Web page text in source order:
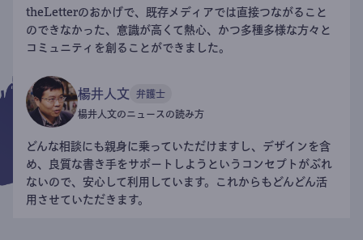
theLetterのおかげで、既存メディアでは直接つながること
のできなかった、意識が高くて熱心、かつ多種多様な方々と
コミュニティを創ることができました。
楊井人文 弁護士
楊井人文のニュースの読み方
どんな相談にも親身に乗っていただけますし、デザインを含
め、良質な書き手をサポートしようというコンセプトがぶれ
ないので、安心して利用しています。これからもどんどん活
用させていただきます。